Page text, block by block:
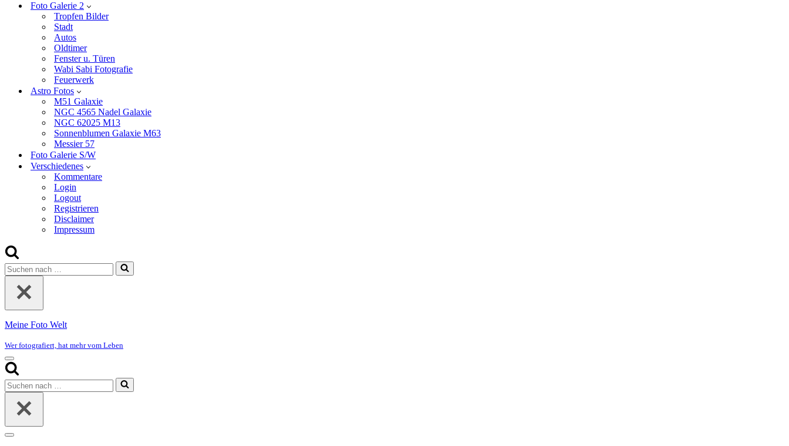
Foto Galerie 2
Tropfen Bilder
Stadt
Autos
Oldtimer
Fenster u. Türen
Wabi Sabi Fotografie
Feuerwerk
Astro Fotos
M51 Galaxie
NGC 4565 Nadel Galaxie
NGC 62025 M13
Sonnenblumen Galaxie M63
Messier 57
Foto Galerie S/W
Verschiedenes
Kommentare
Login
Logout
Registrieren
Disclaimer
Impressum
Suchen
nach …
Meine Foto Welt
Wer fotografiert, hat mehr vom Leben
Navigationsmenü
Suchen
nach …
Navigationsmenü